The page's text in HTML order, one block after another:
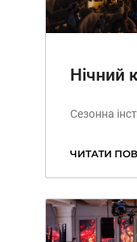
Нічний
Сезонна
ЧИТАТИ